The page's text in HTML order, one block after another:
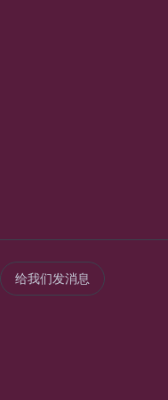
给我们发消息